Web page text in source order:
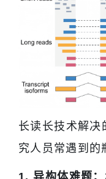
长读长技术解决
究人员常遇到的
1. 异构体难题：